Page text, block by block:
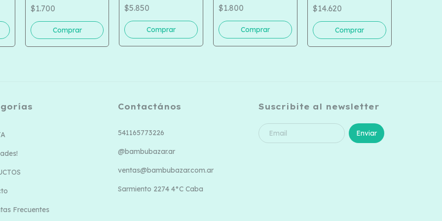
COD 350-1129
$1.700
10751
$5.850 $1.800
SURTIDOS COD 516-
1096
$14.620
Frecuentes
Contactános
541165773226
@bambubazar.ar
ventas@bambubazar.com.ar
Sarmiento 2274 4°C Caba
Suscribite al newsletter